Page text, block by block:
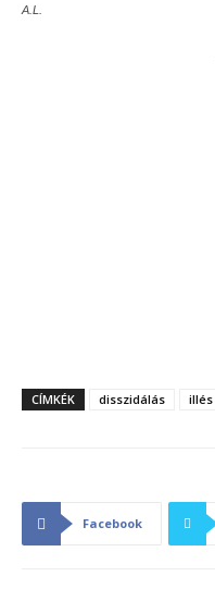
A.L.
CÍMKÉK disszidálás illés
Facebook